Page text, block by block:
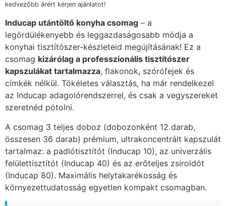
kedvezőbb árért kérjen ajánlatot!
Inducap utántöltő konyha csomag – a
legördülékenyebb és leggazdaságosabb módja a
konyhai tisztítószer-készleteid megújításának! Ez a
csomag kizárólag a professzionális tisztítószer
kapszulákat tartalmazza, flakonok, szórófejek és
címkék nélkül. Tökéletes választás, ha már rendelkezel
az Inducap adagolórendszerrel, és csak a vegyszereket
szeretnéd pótolni.
A csomag 3 teljes doboz (dobozonként 12 darab,
összesen 36 darab) prémium, ultrakoncentrált kapszulát
tartalmaz: a padlótisztítót (Inducap 10), az univerzális
felülettisztítót (Inducap 40) és az erőteljes zsíroldót
(Inducap 80). Maximális helytakarékosság és
környezettudatosság egyetlen kompakt csomagban.